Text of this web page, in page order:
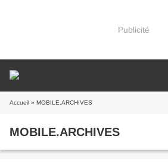
Publicité
Accueil » MOBILE.ARCHIVES
MOBILE.ARCHIVES